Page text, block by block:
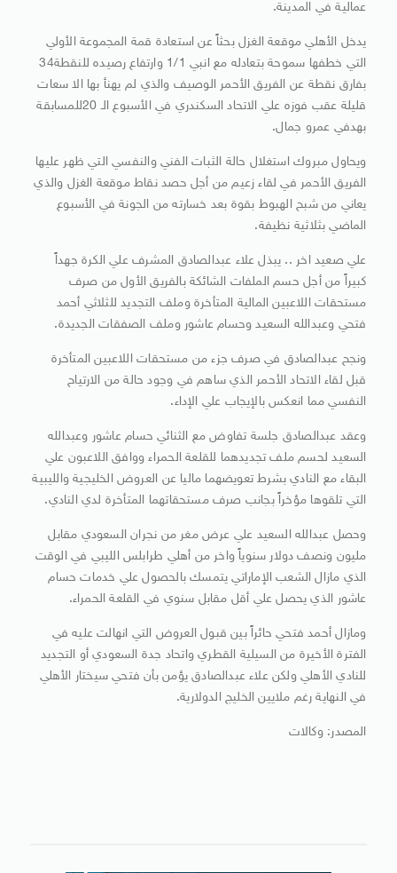
عمالية في المدينة‮.‬
يدخل الأهلي موقعة الغزل بحثاً عن استعادة قمة المجموعة الأولي
التي خطفها سموحة بتعادله مع انبي‮ ‬1‮/‬1‮ ‬وارتفاع رصيده للنقطة‮ ‬34‮
‬بفارق نقطة عن الفريق الأحمر الوصيف والذي‮ ‬لم‮ ‬يهنأ بها‮ ‬الا سعات
قليلة عقب فوزه علي الاتحاد السكندري في الأسبوع الـ20‮ ‬للمسابقة
بهدفي عمرو جمال‮.‬
ويحاول مبروك استغلال حالة الثبات الفني والنفسي التي ظهر عليها
الفريق الأحمر في لقاء زعيم‮ ‬من أجل حصد نقاط موقعة الغزل والذي‮
‬يعاني من شبح الهبوط بقوة بعد خسارته من الجونة في الأسبوع
الماضي بثلاثية نظيفة‮.‬
علي صعيد اخر‮ .. ‬يبذل علاء عبدالصادق المشرف علي الكرة جهداً
كبيراً من أجل حسم الملفات الشائكة بالفريق الأول من صرف
مستحقات اللاعبين المالية المتأخرة وملف التجديد للثلاثي أحمد
فتحي وعبدالله السعيد وحسام عاشور وملف الصفقات الجديدة‮.‬
ونجح عبدالصادق في صرف جزء من مستحقات اللاعبين المتأخرة
قبل لقاء الاتحاد الأحمر الذي ساهم‮ ‬في وجود حالة من الارتياح
النفسي‮ ‬مما انعكس بالإيجاب علي الإداء‮.‬
وعقد عبدالصادق جلسة تفاوض مع الثنائي حسام عاشور وعبدالله‮
‬السعيد لحسم ملف تجديدهما للقلعة الحمراء ووافق اللاعبون علي
البقاء مع النادي بشرط تعويضهما ماليا عن العروض الخليجية والليبية
التي تلقوها مؤخراً بجانب صرف مستحقاتهما المتأخرة لدي النادي‮.‬
وحصل عبدالله السعيد علي عرض مغر‮ ‬من نجران السعودي مقابل
مليون ونصف دولار سنوياً واخر من أهلي طرابلس الليبي‮ ‬في الوقت
الذي مازال الشعب الإماراتي‮ ‬يتمسك بالحصول علي خدمات حسام
عاشور الذي‮ ‬يحصل علي أقل مقابل سنوي في القلعة الحمراء‮.‬
ومازال أحمد فتحي حائراً بين قبول العروض التي انهالت عليه في
الفترة الأخيرة من السيلية القطري واتحاد جدة السعودي أو التجديد
للنادي‮ ‬الأهلي ولكن علاء عبدالصادق‮ ‬يؤمن بأن فتحي سيختار الأهلي
في النهاية رغم ملايين الخليج الدولارية‮.‬
المصدر: وكالات